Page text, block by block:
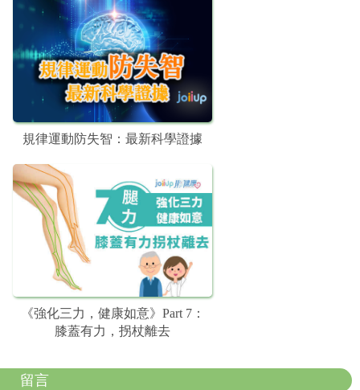
規律運動防失智：最新科學證據
《強化三力，健康如意》Part 7：
膝蓋有力，拐杖離去
留言